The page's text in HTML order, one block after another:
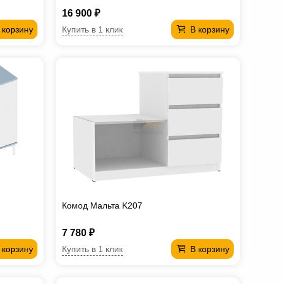
16 900 ₽
В корзину
Купить в 1 клик
Комод Мальта K207
7 780 ₽
В корзину
Купить в 1 клик